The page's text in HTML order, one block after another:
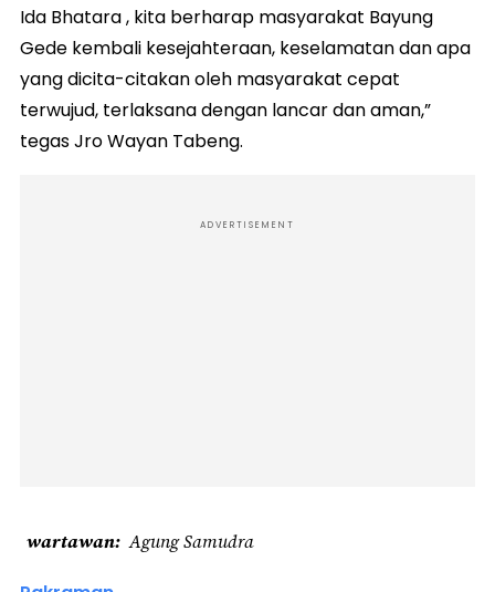
Ida Bhatara , kita berharap masyarakat Bayung
Gede kembali kesejahteraan, keselamatan dan apa
yang dicita-citakan oleh masyarakat cepat
terwujud, terlaksana dengan lancar dan aman,”
tegas Jro Wayan Tabeng.
ADVERTISEMENT
wartawan Agung Samudra